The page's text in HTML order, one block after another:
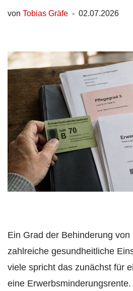
von Tobias Gräfe 02.07.2026
Ein Grad der Behinderung
zahlreiche gesundheitliche
viele spricht das zunächst für
eine